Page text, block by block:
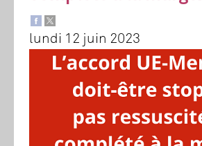
lundi 12 juin 2023